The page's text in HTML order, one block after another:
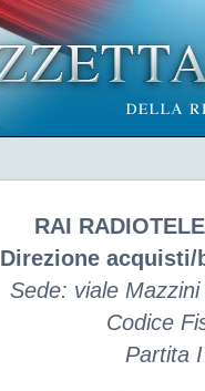
RAI
Direzione
Sede: viale
Codice
Partita